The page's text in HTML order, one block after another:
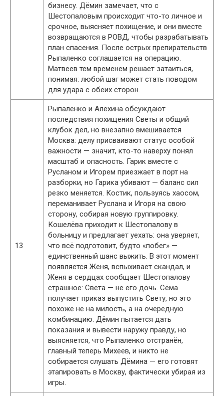
бизнесу. Дёмин замечает, что с
Шестопаловым происходит что-то личное и
срочное, выясняет похищение, и они вместе
возвращаются в РОВД, чтобы разрабатывать
план спасения. После острых препирательств
Рыпаленко соглашается на операцию.
Матвеев тем временем решает затаиться,
понимая: любой шаг может стать поводом
для удара с обеих сторон.
13
Рыпаленко и Алехина обсуждают
последствия похищения Светы и общий
клубок дел, но внезапно вмешивается
Москва: делу присваивают статус особой
важности — значит, кто-то наверху понял
масштаб и опасность. Гарик вместе с
Русланом и Игорем приезжает в порт на
разборки, но Гарика убивают — баланс сил
резко меняется. Костик, пользуясь хаосом,
переманивает Руслана и Игоря на свою
сторону, собирая новую группировку.
Кошелёва приходит к Шестопалову в
больницу и предлагает уехать: она уверяет,
что всё подготовит, будто «побег» —
единственный шанс выжить. В этот момент
появляется Женя, вспыхивает скандал, и
Женя в сердцах сообщает Шестопалову
страшное: Света — не его дочь. Сёма
получает приказ выпустить Свету, но это
похоже не на милость, а на очередную
комбинацию. Дёмин пытается дать
показания и вывести наружу правду, но
выясняется, что Рыпаленко отстранён,
главный теперь Михеев, и никто не
собирается слушать Дёмина — его готовят
этапировать в Москву, фактически убирая из
игры.